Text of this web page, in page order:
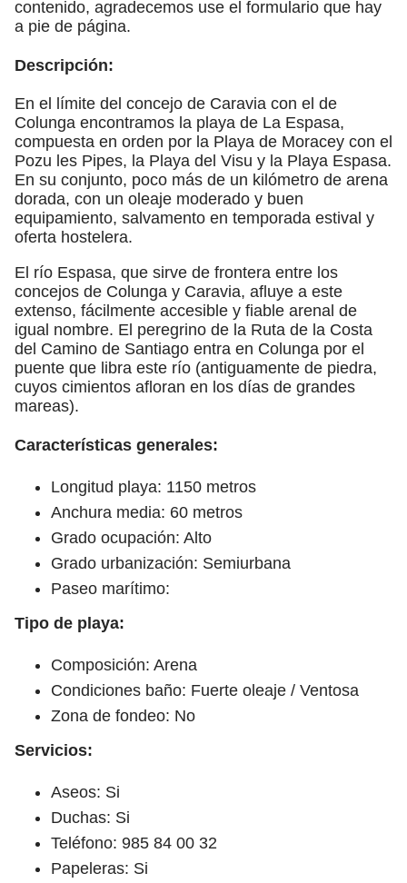
contenido, agradecemos use el formulario que hay
a pie de página.
Descripción:
En el límite del concejo de Caravia con el de
Colunga encontramos la playa de La Espasa,
compuesta en orden por la Playa de Moracey con el
Pozu les Pipes, la Playa del Visu y la Playa Espasa.
En su conjunto, poco más de un kilómetro de arena
dorada, con un oleaje moderado y buen
equipamiento, salvamento en temporada estival y
oferta hostelera.
El río Espasa, que sirve de frontera entre los
concejos de Colunga y Caravia, afluye a este
extenso, fácilmente accesible y fiable arenal de
igual nombre. El peregrino de la Ruta de la Costa
del Camino de Santiago entra en Colunga por el
puente que libra este río (antiguamente de piedra,
cuyos cimientos afloran en los días de grandes
mareas).
Características generales:
Longitud playa: 1150 metros
Anchura media: 60 metros
Grado ocupación: Alto
Grado urbanización: Semiurbana
Paseo marítimo:
Tipo de playa:
Composición: Arena
Condiciones baño: Fuerte oleaje / Ventosa
Zona de fondeo: No
Servicios:
Aseos: Si
Duchas: Si
Teléfono: 985 84 00 32
Papeleras: Si